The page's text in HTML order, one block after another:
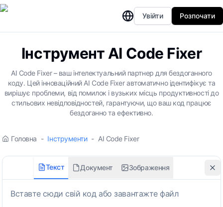
Увійти Розпочати
Інструмент AI Code Fixer
AI Code Fixer – ваш інтелектуальний партнер для бездоганного
коду. Цей інноваційний AI Code Fixer автоматично ідентифікує та
вирішує проблеми, від помилок і вузьких місць продуктивності до
стильових невідповідностей, гарантуючи, що ваш код працює
бездоганно та ефективно.
Головна - Інструменти - AI Code Fixer
Текст Документ Зображення